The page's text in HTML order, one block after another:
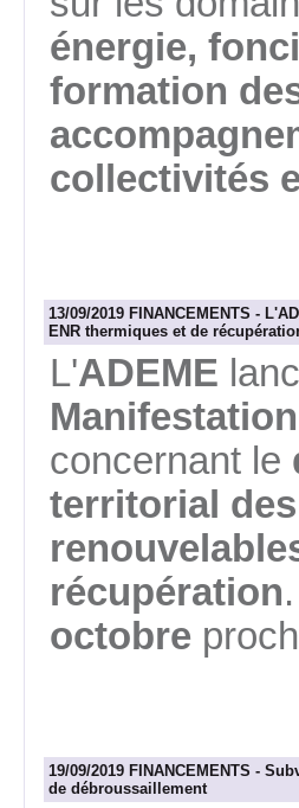
énergie,
formation
collectivités
13/09/2019 FINANCEMENTS -
ENR thermiques et de
L'ADEME
concernant le
territorial
récupération
octobre
19/09/2019 FINANCEMENTS -
de débroussaillement